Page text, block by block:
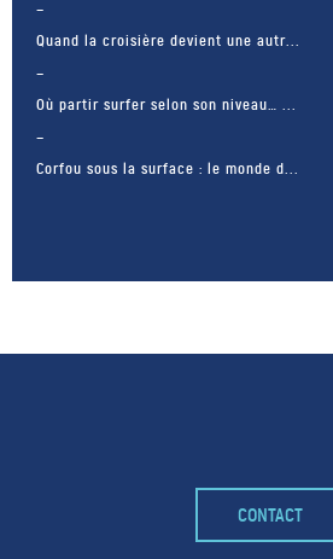
Quand la croisière devient une autr...
Où partir surfer selon son niveau… ...
Corfou sous la surface : le monde d...
POUR LIKER
CONTACT